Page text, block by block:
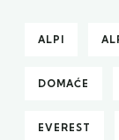
ALPI
DOMAĆE
EVEREST